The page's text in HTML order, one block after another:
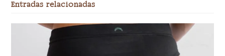
Entradas relacionadas